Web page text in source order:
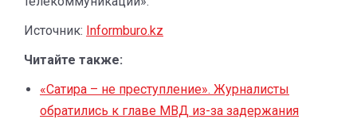
Источник: Informburo.kz
Читайте также:
«Сатира – не преступление». Журналисты
обратились к главе МВД из-за задержания